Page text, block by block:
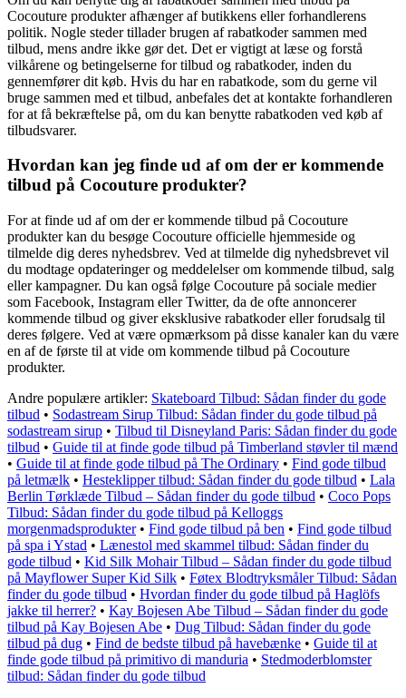
Cocouture produkter afhænger af butikkens eller forhandlerens
politik. Nogle steder tillader brugen af rabatkoder sammen med
tilbud, mens andre ikke gør det. Det er vigtigt at læse og forstå
vilkårene og betingelserne for tilbud og rabatkoder, inden du
gennemfører dit køb. Hvis du har en rabatkode, som du gerne vil
bruge sammen med et tilbud, anbefales det at kontakte forhandleren
for at få bekræftelse på, om du kan benytte rabatkoden ved køb af
tilbudsvarer.
Hvordan kan jeg finde ud af om der er kommende
tilbud på Cocouture produkter?
For at finde ud af om der er kommende tilbud på Cocouture
produkter kan du besøge Cocouture officielle hjemmeside og
tilmelde dig deres nyhedsbrev. Ved at tilmelde dig nyhedsbrevet vil
du modtage opdateringer og meddelelser om kommende tilbud, salg
eller kampagner. Du kan også følge Cocouture på sociale medier
som Facebook, Instagram eller Twitter, da de ofte annoncerer
kommende tilbud og giver eksklusive rabatkoder eller forudsalg til
deres følgere. Ved at være opmærksom på disse kanaler kan du være
en af de første til at vide om kommende tilbud på Cocouture
produkter.
Andre populære artikler: Skateboard Tilbud: Sådan finder du gode
tilbud • Sodastream Sirup Tilbud: Sådan finder du gode tilbud på
sodastream sirup • Tilbud til Disneyland Paris: Sådan finder du gode
tilbud • Guide til at finde gode tilbud på Timberland støvler til mænd
• Guide til at finde gode tilbud på The Ordinary • Find gode tilbud
på letmælk • Hesteklipper tilbud: Sådan finder du gode tilbud • Lala
Berlin Tørklæde Tilbud – Sådan finder du gode tilbud • Coco Pops
Tilbud: Sådan finder du gode tilbud på Kelloggs
morgenmadsprodukter• Find gode tilbud på ben • Find gode tilbud
på spa i Ystad • Lænestol med skammel tilbud: Sådan finder du
gode tilbud • Kid Silk Mohair Tilbud – Sådan finder du gode tilbud
på Mayflower Super Kid Silk • Føtex Blodtryksmåler Tilbud: Sådan
finder du gode tilbud • Hvordan finder du gode tilbud på Haglöfs
jakke til herrer? • Kay Bojesen Abe Tilbud – Sådan finder du gode
tilbud på Kay Bojesen Abe • Dug Tilbud: Sådan finder du gode
tilbud på dug • Find de bedste tilbud på havebænke • Guide til at
finde gode tilbud på primitivo di manduria • Stedmoderblomster
tilbud: Sådan finder du gode tilbud